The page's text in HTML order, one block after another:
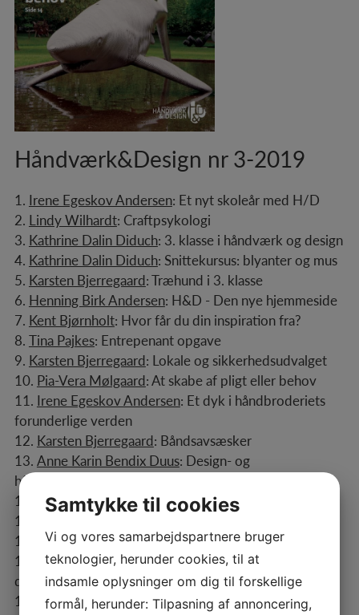
Håndværk&Design nr 3-2019
1. Irene Egeskov Andersen: Et nyt skoleår med H/D
2. Lindy Wilhardt: Craftpsykologi
3. Kathrine Dalin Diduch: 3. klasse i håndværk og design
4. Kathrine Dalin Diduch: Snittekursus: blyanter og mus
5. Karsten Bjerregaard:Træhund i 3. klasse
6. Henning Birk Andersen: H&D - Den nye hjemmeside
7. Kent Bjørnholt: Hvor får du din inspiration fra?
8. Tina Pajkes: Entrepenant opgave
9. Karsten Bjerregaard: Lokale og sikkerhedsudvalget
10. Pia-Vera Mølgaard:At skabe af pligt eller behov
11. Irene Egeskov Andersen: Et dyk i håndbroderiets
forunderlige verden
12. Karsten Bjerregaard: Båndsavsæsker
13. Anne Karin Bendix Duus: Design- og
håndværksdagen
14.
Irene Egeskov Andersen:Bløde og hårde materialer
15.
Karsten Bjerregaard
16.
Bo Ditlev Pedersen:Tillæg: Metalarbejde
17.
Irene Egeskov Andersen:Tillæg: Hvordan får du
dine indkøb med hjem?
18.
Torben Grøn:Tillæg: Eksperiment og afprøvning
Samtykke til cookies
Vi og vores samarbejdspartnere bruger
teknologier, herunder cookies, til at
indsamle oplysninger om dig til forskellige
formål, herunder: Tilpasning af annoncering,